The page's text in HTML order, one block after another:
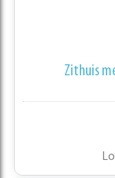
Zithuis